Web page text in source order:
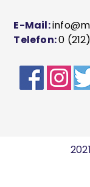
E-Mail:
Telefon:0